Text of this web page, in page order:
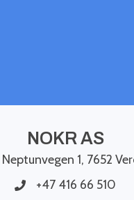
NOKR AS
Neptunvegen 1, 7652
+47 416 66 510